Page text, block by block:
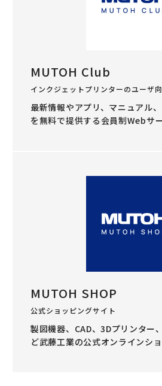
MUTOH Club
インクジェットプリンターのユーザ
最新情報やアプリ、マニュアル
を無料で提供する会員制Webサ
MUTOH SHOP
公式ショッピングサイト
製図機器、CAD、3Dプリンター
ど武藤工業の公式オンラインシ